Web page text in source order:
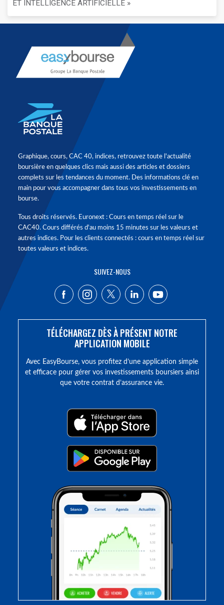
ET INTELLIGENCE ARTIFICIELLE »
Graphique, cours, CAC 40, indices, retrouvez toute l'actualité
boursière en quelques clics mais aussi des articles et dossiers
complets sur les tendances du moment. Des informations clé en
main pour vous accompagner dans tous vos investissements en
bourse.
Tous droits réservés. Euronext : Cours en temps réel sur le
CAC40. Cours différés d'au moins 15 minutes sur les valeurs et
autres indices. Pour les clients connectés : cours en temps réel sur
toutes valeurs et indices.
SUIVEZ-NOUS
TÉLÉCHARGEZ DÈS À PRÉSENT NOTRE
APPLICATION MOBILE
Avec EasyBourse, vous profitez d’une application simple
et efficace pour gérer vos investissements boursiers ainsi
que votre contrat d’assurance vie.